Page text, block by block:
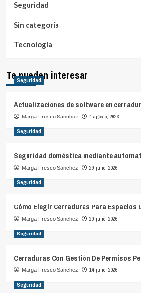
Seguridad
Sin categoría
Tecnología
Te pueden interesar
Seguridad
Actualizaciones de software en
Marga Fresco Sanchez 4 agosto, 2026
Seguridad
Seguridad doméstica mediante
Marga Fresco Sanchez 29 julio, 2026
Seguridad
Cómo Elegir Cerraduras Para Espacios
Marga Fresco Sanchez 20 julio, 2026
Seguridad
Cerraduras Con Gestión De Permisos
Marga Fresco Sanchez 14 julio, 2026
Seguridad